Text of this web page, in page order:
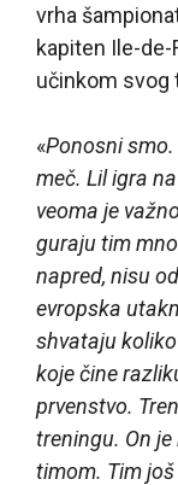
vrha
kapiten Ile-
učinkom svog
«Ponosni
meč. Lil igra
veoma je
guraju tim
napred, nisu
evropska
shvataju
koje čine
prvenstvo.
treningu. On
timom. Tim